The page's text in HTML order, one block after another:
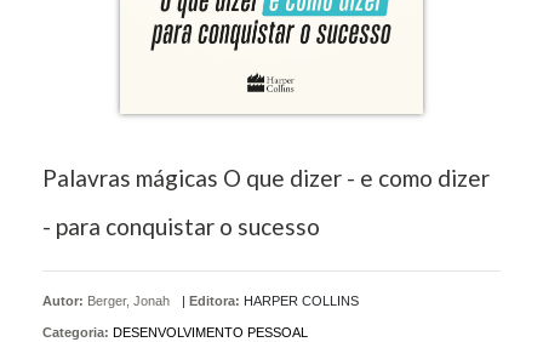
Palavras mágicas O que dizer - e como dizer
- para conquistar o sucesso
Autor: Berger, Jonah | Editora: HARPER COLLINS
Categoria: DESENVOLVIMENTO PESSOAL